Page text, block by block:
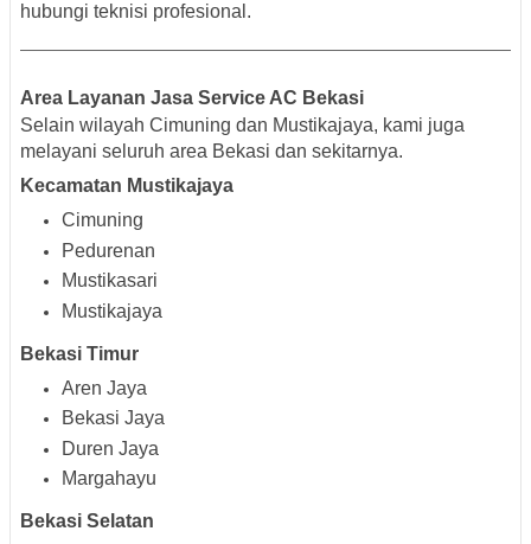
hubungi teknisi profesional.
Area Layanan Jasa Service AC Bekasi
Selain wilayah Cimuning dan Mustikajaya, kami juga
melayani seluruh area Bekasi dan sekitarnya.
Kecamatan Mustikajaya
Cimuning
Pedurenan
Mustikasari
Mustikajaya
Bekasi Timur
Aren Jaya
Bekasi Jaya
Duren Jaya
Margahayu
Bekasi Selatan